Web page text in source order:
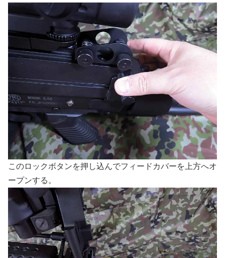
このロックボタンを押し込んでフィードカバーを上方へオ
ープンする。